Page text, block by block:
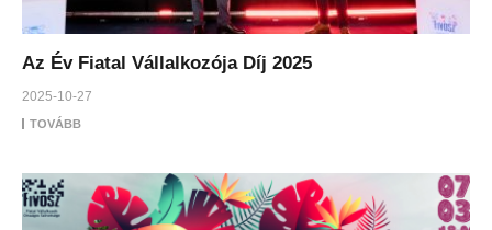
Az Év Fiatal Vállalkozója Díj 2025
2025-10-27
TOVÁBB